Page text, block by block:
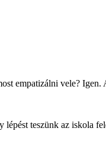
empatizálni vele? Igen.
lépést teszünk az iskola